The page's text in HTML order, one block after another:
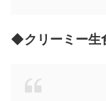
◆クリーミー生